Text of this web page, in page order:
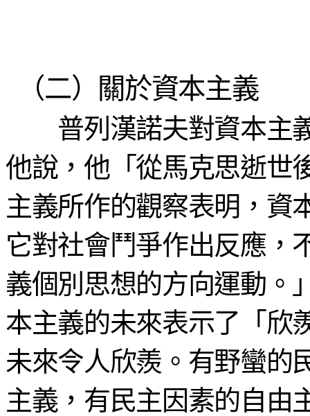
（二）關於資本主義
普列漢諾夫對資本主義
他說，他「從馬克思逝世
主義所作的觀察表明，資
它對社會鬥爭作出反應，
義個別思想的方向運動。
本主義的未來表示了「欣
未來令人欣羨。有野蠻的
主義，有民主因素的自由